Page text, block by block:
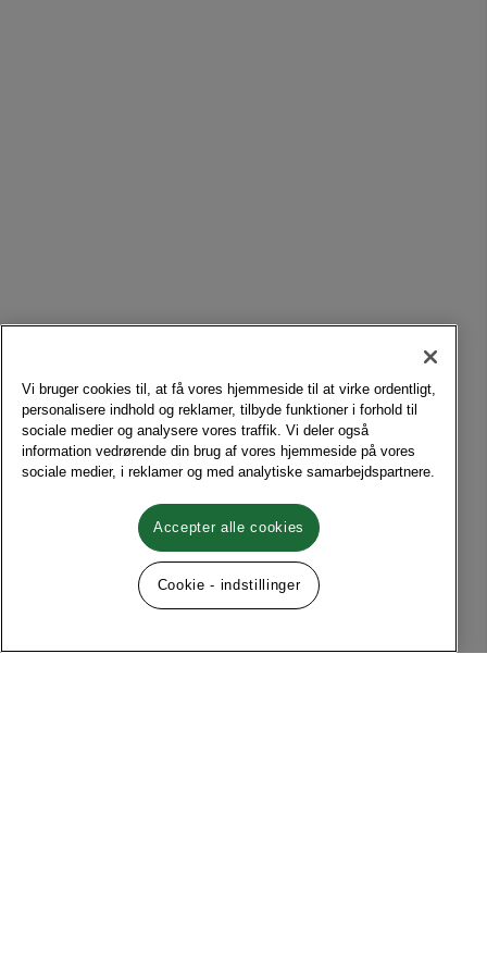
Vi bruger cookies til, at få vores hjemmeside til at virke ordentligt,
personalisere indhold og reklamer, tilbyde funktioner i forhold til
sociale medier og analysere vores traffik. Vi deler også
information vedrørende din brug af vores hjemmeside på vores
sociale medier, i reklamer og med analytiske samarbejdspartnere.
Accepter alle cookies
Cookie - indstillinger